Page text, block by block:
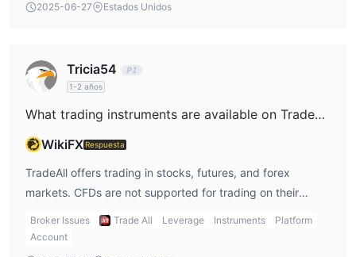
2025-06-27
Estados Unidos
Tricia54
1-2 años
What trading instruments are available on TradeAll?
WikiFXRespuesta
TradeAll offers trading in stocks, futures, and forex
markets. CFDs are not supported for trading on their
Broker Issues Trade All Leverage Instruments
Platform
Account